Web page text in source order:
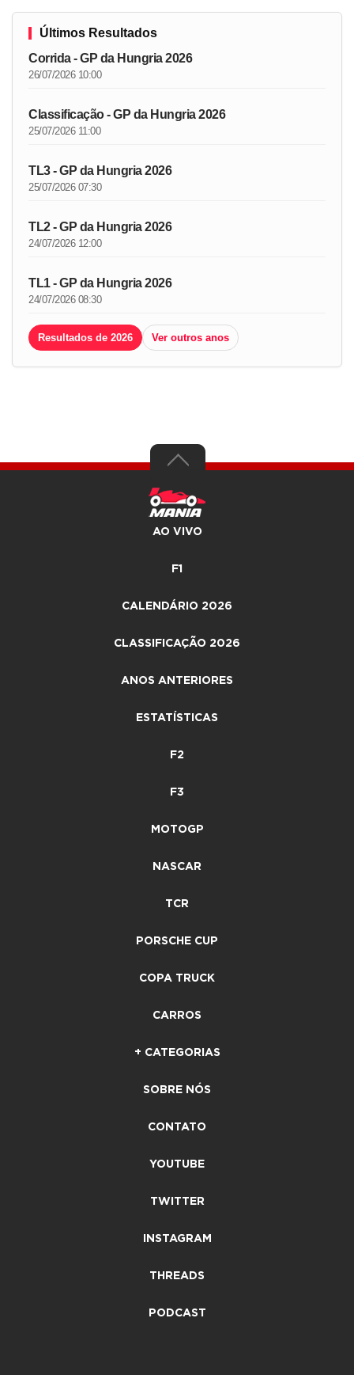
Últimos Resultados
Corrida - GP da Hungria 2026
26/07/2026 10:00
Classificação - GP da Hungria 2026
25/07/2026 11:00
TL3 - GP da Hungria 2026
25/07/2026 07:30
TL2 - GP da Hungria 2026
24/07/2026 12:00
TL1 - GP da Hungria 2026
24/07/2026 08:30
Resultados de 2026 Ver outros anos
AO VIVO
F1
CALENDÁRIO 2026
CLASSIFICAÇÃO 2026
ANOS ANTERIORES
ESTATÍSTICAS
F2
F3
MOTOGP
NASCAR
TCR
PORSCHE CUP
COPA TRUCK
CARROS
+ CATEGORIAS
SOBRE NÓS
CONTATO
YOUTUBE
TWITTER
INSTAGRAM
THREADS
PODCAST